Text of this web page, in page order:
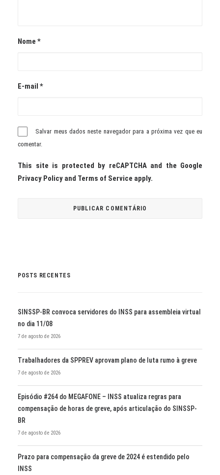
Nome *
E-mail *
Salvar meus dados neste navegador para a próxima vez que eu
comentar.
This site is protected by reCAPTCHA and the Google
Privacy Policy and Terms of Service apply.
POSTS RECENTES
SINSSP-BR convoca servidores do INSS para assembleia virtual
no dia 11/08
7 de agosto de 2026
Trabalhadores da SPPREV aprovam plano de luta rumo à greve
7 de agosto de 2026
Episódio #264 do MEGAFONE – INSS atualiza regras para
compensação de horas de greve, após articulação do SINSSP-
BR
7 de agosto de 2026
Prazo para compensação da greve de 2024 é estendido pelo
INSS